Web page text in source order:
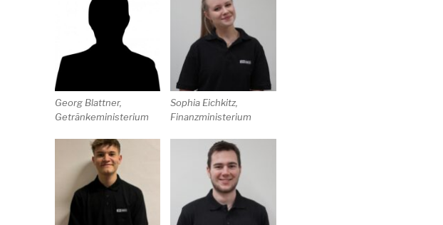
Georg Blattner,
Getränkeministerium
Sophia Eichkitz,
Finanzministerium